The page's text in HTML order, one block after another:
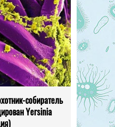
собиратель
Yersinia